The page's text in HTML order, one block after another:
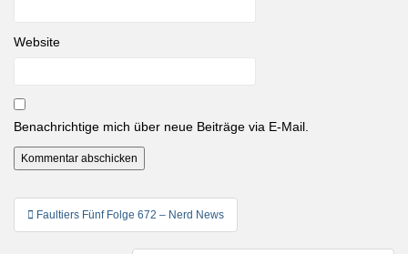
Website
Benachrichtige mich über neue Beiträge via E-Mail.
Beitragsnavigation
Faultiers Fünf Folge 672 – Nerd News